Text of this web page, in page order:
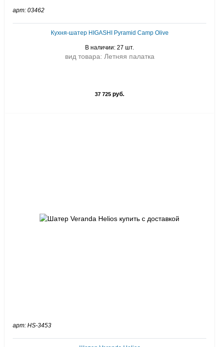
арт: 03462
Кухня-шатер HIGASHI Pyramid Camp Olive
В наличии: 27 шт.
вид товара: Летняя палатка
37 725 руб.
арт: HS-3453